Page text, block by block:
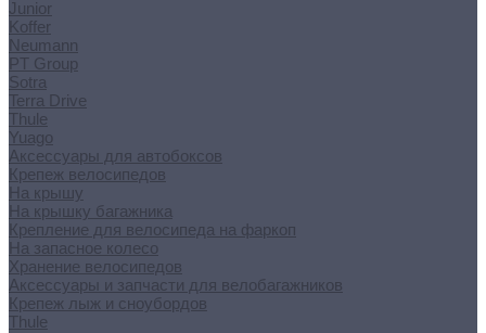
Junior
Koffer
Neumann
PT Group
Sotra
Terra Drive
Thule
Yuago
Аксессуары для автобоксов
Крепеж велосипедов
На крышу
На крышку багажника
Крепление для велосипеда на фаркоп
На запасное колесо
Хранение велосипедов
Аксессуары и запчасти для велобагажников
Крепеж лыж и сноубордов
Thule